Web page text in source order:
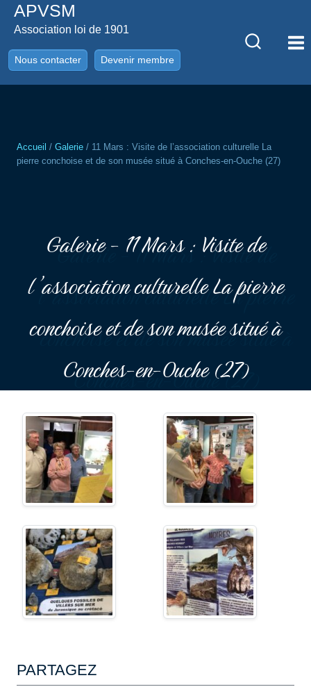
AllerAPVSM
Association loi de 1901
Nous contacter Devenir membre
Accueil / Galerie / 11 Mars : Visite de l’association culturelle La
pierre conchoise et de son musée situé à Conches-en-Ouche (27)
Galerie - 11 Mars : Visite de
l’association culturelle La pierre
conchoise et de son musée situé à
Conches-en-Ouche (27)
PARTAGEZ